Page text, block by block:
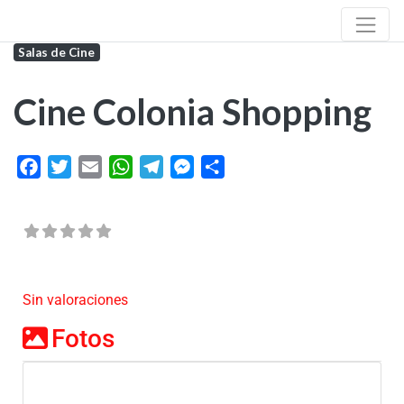
Salas de Cine
Cine Colonia Shopping
FacebookTwitterEmail WhatsAppTelegramMessenger
Sin valoraciones
Fotos